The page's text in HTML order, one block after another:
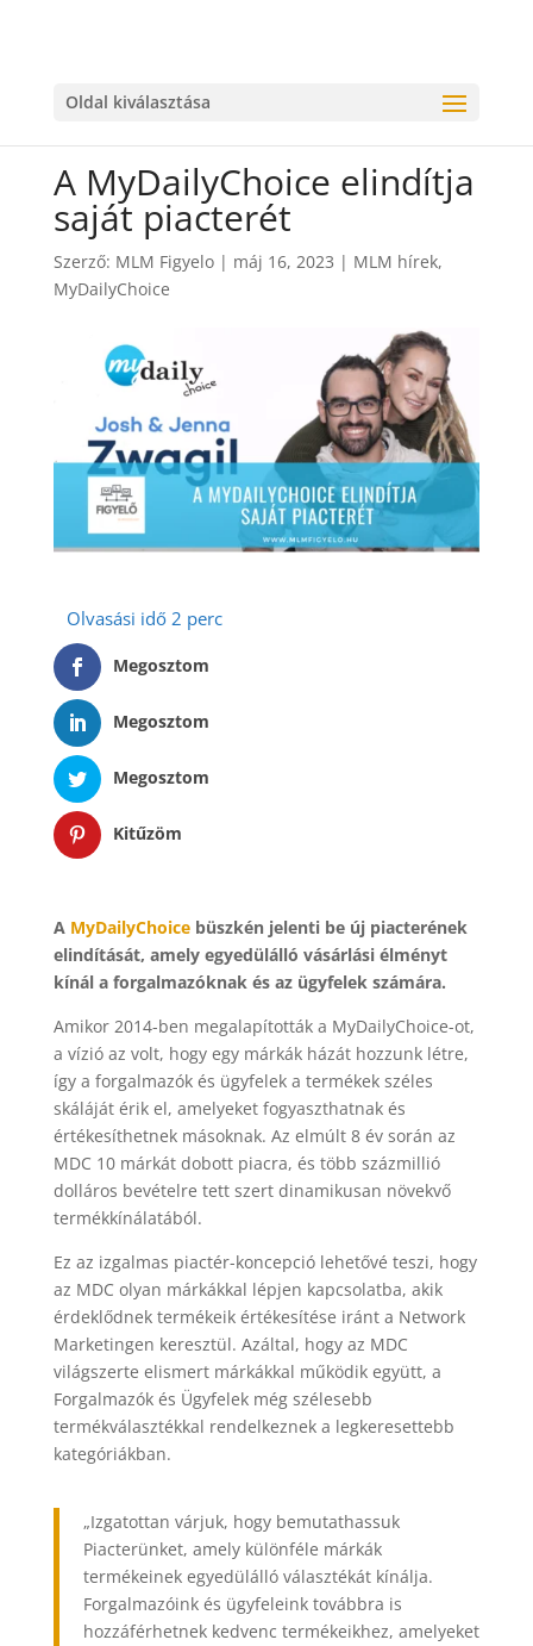
Oldal kiválasztása
A MyDailyChoice elindítja
saját piacterét
Szerző: MLM Figyelo| máj 16, 2023 | MLM hírek,
MyDailyChoice
Megosztom
Megosztom
Megosztom
Kitűzöm
A MyDailyChoicebüszkén jelenti be új piacterének
elindítását, amely egyedülálló vásárlási élményt
kínál a forgalmazóknak és az ügyfelek számára.
Amikor 2014-ben megalapították a MyDailyChoice-ot,
a vízió az volt, hogy egy márkák házát hozzunk létre,
így a forgalmazók és ügyfelek a termékek széles
skáláját érik el, amelyeket fogyaszthatnak és
értékesíthetnek másoknak. Az elmúlt 8 év során az
MDC 10 márkát dobott piacra, és több százmillió
dolláros bevételre tett szert dinamikusan növekvő
termékkínálatából.
Ez az izgalmas piactér-koncepció lehetővé teszi, hogy
az MDC olyan márkákkal lépjen kapcsolatba, akik
érdeklődnek termékeik értékesítése iránt a Network
Marketingen keresztül. Azáltal, hogy az MDC
világszerte elismert márkákkal működik együtt, a
Forgalmazók és Ügyfelek még szélesebb
termékválasztékkal rendelkeznek a legkeresettebb
kategóriákban.
„Izgatottan várjuk, hogy bemutathassuk
Piacterünket, amely különféle márkák
termékeinek egyedülálló választékát kínálja.
Forgalmazóink és ügyfeleink továbbra is
hozzáférhetnek kedvenc termékeikhez, amelyeket